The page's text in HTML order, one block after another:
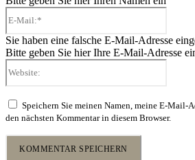
Sie haben eine falsche E-Mail-Adresse
Bitte geben Sie hier Ihre E-Mail-Adresse
Speichern Sie meinen Namen, meine E-Mail-
den nächsten Kommentar in diesem Browser.